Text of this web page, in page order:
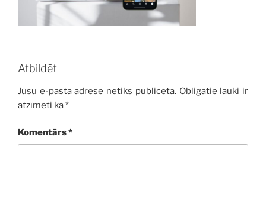
Atbildēt
Jūsu e-pasta adrese netiks publicēta. Obligātie lauki ir
atzīmēti kā*
Komentārs*